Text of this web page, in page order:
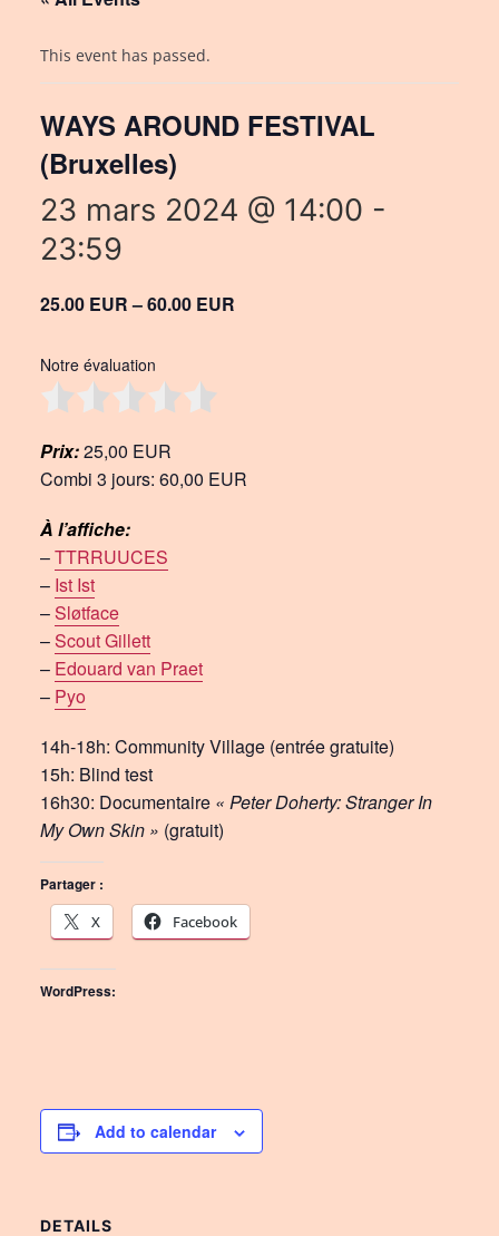
This event has passed.
WAYS AROUND FESTIVAL
(Bruxelles)
23 mars 2024 @ 14:00 -
23:59
25.00 EUR – 60.00 EUR
Notre évaluation
Prix:25,00 EUR
Combi 3 jours: 60,00 EUR
À l’affiche:
–TTRRUUCES
– Ist Ist
–Sløtface
–Scout Gillett
– Edouard van Praet
– Pyo
14h-18h: Community Village (entrée gratuite)
15h: Blind test
16h30: Documentaire « Peter Doherty: Stranger In
My Own Skin » (gratuit)
Partager :
X
Facebook
WordPress:
Add to calendar
DETAILS